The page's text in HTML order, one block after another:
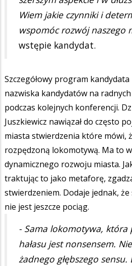
Wiem jakie czynniki i
wspomóc rozwój naszego
wstępie kandydat.
Szczegółowy program
nazwiska kandydatów na
podczas kolejnych konferencji.
Juszkiewicz nawiązał do często
miasta stwierdzenia które mówi,
rozpędzoną lokomotywą. Ma to
dynamicznego rozwoju miasta.
traktując to jako metaforę,
stwierdzeniem. Dodaje jednak,
nie jest jeszcze pociąg.
- Sama lokomotywa, która
hałasu jest nonsensem.
żadnego głębszego